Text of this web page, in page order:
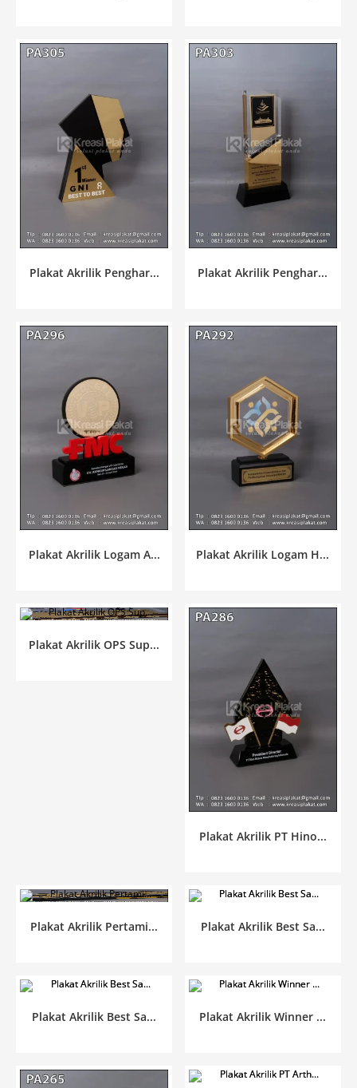
Plakat Akrilik Penghar... Plakat Akrilik Penghar...
Plakat Akrilik Logam A... Plakat Akrilik Logam H...
Plakat Akrilik OPS Sup...
Plakat Akrilik PT Hino...
Plakat Akrilik Pertami... Plakat Akrilik Best Sa...
Plakat Akrilik Best Sa... Plakat Akrilik Winner ...